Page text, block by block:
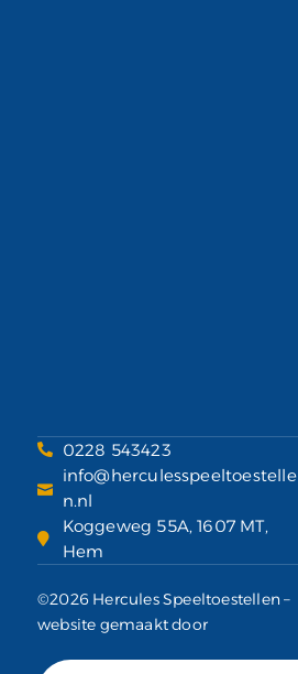
0228 543423
info@herculesspeeltoestelle
n.nl
Koggeweg 55A, 1607 MT,
Hem
©2026 Hercules Speeltoestellen –
website gemaakt door